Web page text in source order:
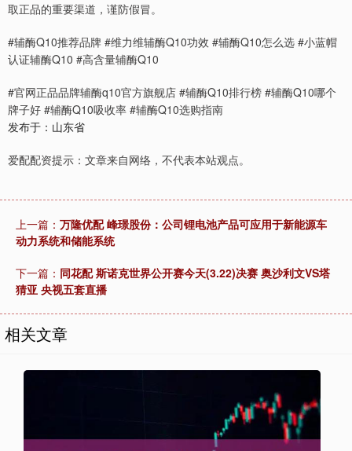
取正品的重要渠道，谨防假冒。
#辅酶Q10推荐品牌 #维力维辅酶Q10功效 #辅酶Q10怎么选 #小蓝帽
认证辅酶Q10 #高含量辅酶Q10
#官网正品品牌辅酶q10官方旗舰店 #辅酶Q10排行榜 #辅酶Q10哪个
牌子好 #辅酶Q10吸收率 #辅酶Q10选购指南
发布于：山东省
爱配配资提示：文章来自网络，不代表本站观点。
上一篇： 万隆优配 峰璟股份：公司锂电池产品可应用于新能源车
动力系统和储能系统
下一篇： 同花配 斯诺克世界公开赛今天(3.22)决赛 奥沙利文VS塔
猜亚 央视五套直播
相关文章